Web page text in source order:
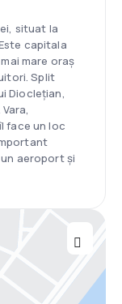
situat la
capitala
mare oraș
Split
Dioclețian,
face un loc
aeroport și